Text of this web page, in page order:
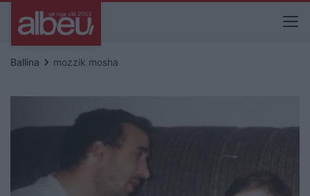
Ballina keyboard_arrow_right mozzik mosha